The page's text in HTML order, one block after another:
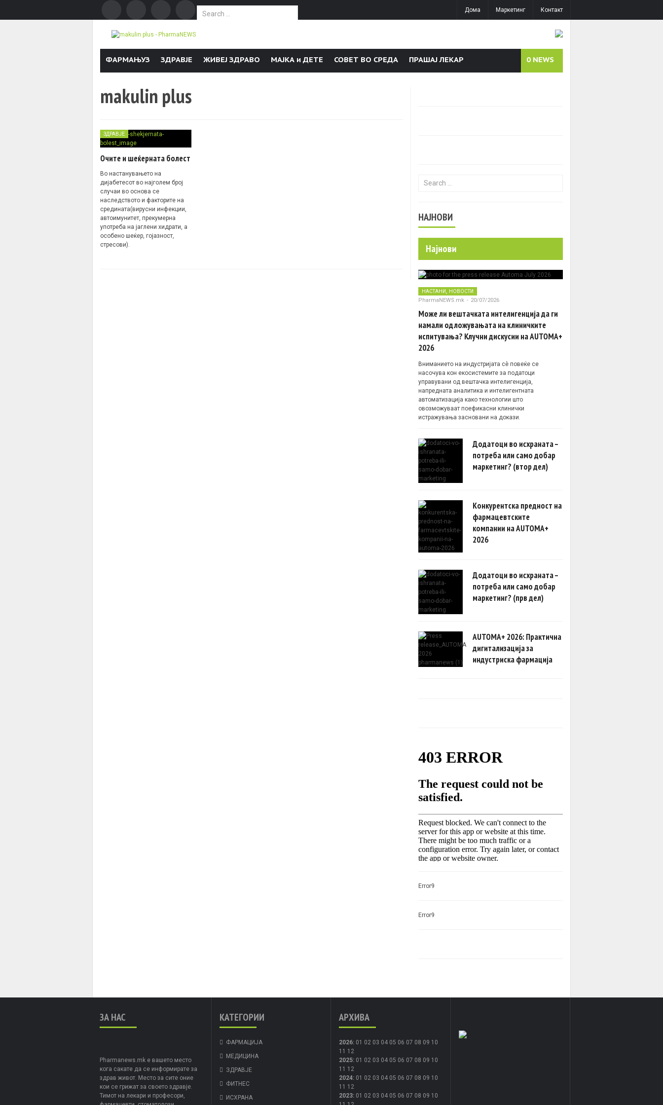
Search for:
Дома Маркетинг Контакт
ФАРМАЊУЗ ЗДРАВЈЕ ЖИВЕЈ ЗДРАВО МАЈКА и ДЕТЕ СОВЕТ ВО СРЕДА ПРАШАЈ ЛЕКАР 0 NEWS
makulin plus
ЗДРАВЈЕ
Очите и шеќерната болест
Во настанувањето на
дијабетесот во најголем број
случаи во основа се
наследството и факторите на
средината(вирусни инфекции,
автоимунитет, прекумерна
употреба на јаглени хидрати, а
особено шеќер, гојазност,
стресови).
Search for:
НАЈНОВИ
Најнови
НАСТАНИ НОВОСТИ
PharmaNEWS.mk - 20/07/2026
Може ли вештачката интелигенција да ги
намали одложувањата на клиничките
испитувања? Клучни дискусии на AUTOMA+
2026
Вниманието на индустријата сè повеќе се
насочува кон екосистемите за податоци
управувани од вештачка интелигенција,
напредната аналитика и интелигентната
автоматизација како технологии што
овозможуваат поефикасни клинички
истражувања засновани на докази.
Додатоци во исхраната –
потреба или само добар
маркетинг? (втор дел)
Конкурентска предност на
фармацевтските
компании на AUTOMA+
2026
Додатоци во исхраната –
потреба или само добар
маркетинг? (прв дел)
AUTOMA+ 2026: Практична
дигитализација за
индустриска фармација
Error9
Error9
ЗА НАС
Pharmanews.mk е вашето место
кога сакате да се информирате за
здрав живот. Место за сите оние
кои се грижат за своето здравје.
Тимот на лекари и професори,
КАТЕГОРИИ
ФАРМАЦИЈА
МЕДИЦИНА
ЗДРАВЈЕ
ФИТНЕС
ИСХРАНА
АРХИВА
2026: 01 02 03 04 05 06 07 08 09 10
11 12
2025: 01 02 03 04 05 06 07 08 09 10
11 12
2024: 01 02 03 04 05 06 07 08 09 10
11 12
2023: 01 02 03 04 05 06 07 08 09 10